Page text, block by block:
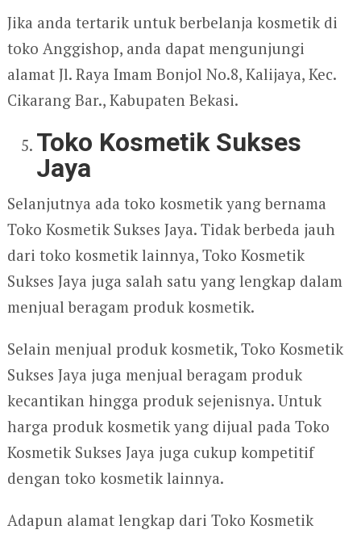
Jika anda tertarik untuk berbelanja kosmetik di
toko Anggishop, anda dapat mengunjungi
alamat Jl. Raya Imam Bonjol No.8, Kalijaya, Kec.
Cikarang Bar., Kabupaten Bekasi.
Toko Kosmetik Sukses
Jaya
Selanjutnya ada toko kosmetik yang bernama
Toko Kosmetik Sukses Jaya. Tidak berbeda jauh
dari toko kosmetik lainnya, Toko Kosmetik
Sukses Jaya juga salah satu yang lengkap dalam
menjual beragam produk kosmetik.
Selain menjual produk kosmetik, Toko Kosmetik
Sukses Jaya juga menjual beragam produk
kecantikan hingga produk sejenisnya. Untuk
harga produk kosmetik yang dijual pada Toko
Kosmetik Sukses Jaya juga cukup kompetitif
dengan toko kosmetik lainnya.
Adapun alamat lengkap dari Toko Kosmetik